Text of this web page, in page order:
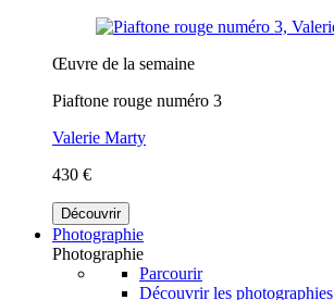
Œuvre de la semaine
Piaftone rouge numéro 3
Valerie Marty
430 €
Découvrir
Photographie
Photographie
Parcourir
Découvrir les photographies